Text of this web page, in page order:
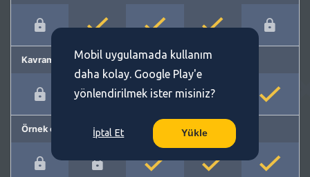
Kavram önerme
Örnek cümleler
Mobil uygulamada kullanım
daha kolay. Google Play'e
yönlendirilmek ister misiniz?
İptal Et Yükle